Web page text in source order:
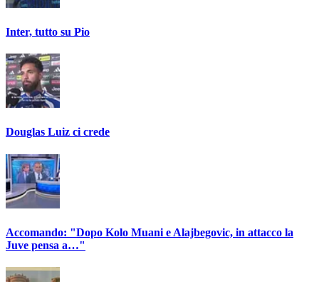
Inter, tutto su Pio
Douglas Luiz ci crede
Accomando: "Dopo Kolo Muani e Alajbegovic, in attacco la
Juve pensa a…"